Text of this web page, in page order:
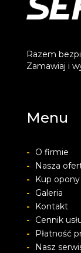
Razem
Zamawiaj i
Menu
-
O firmie
-
Nasza
-
Kup opony
-
Galeria
-
Kontakt
-
Cennik
-
Płatność
-
Nasz